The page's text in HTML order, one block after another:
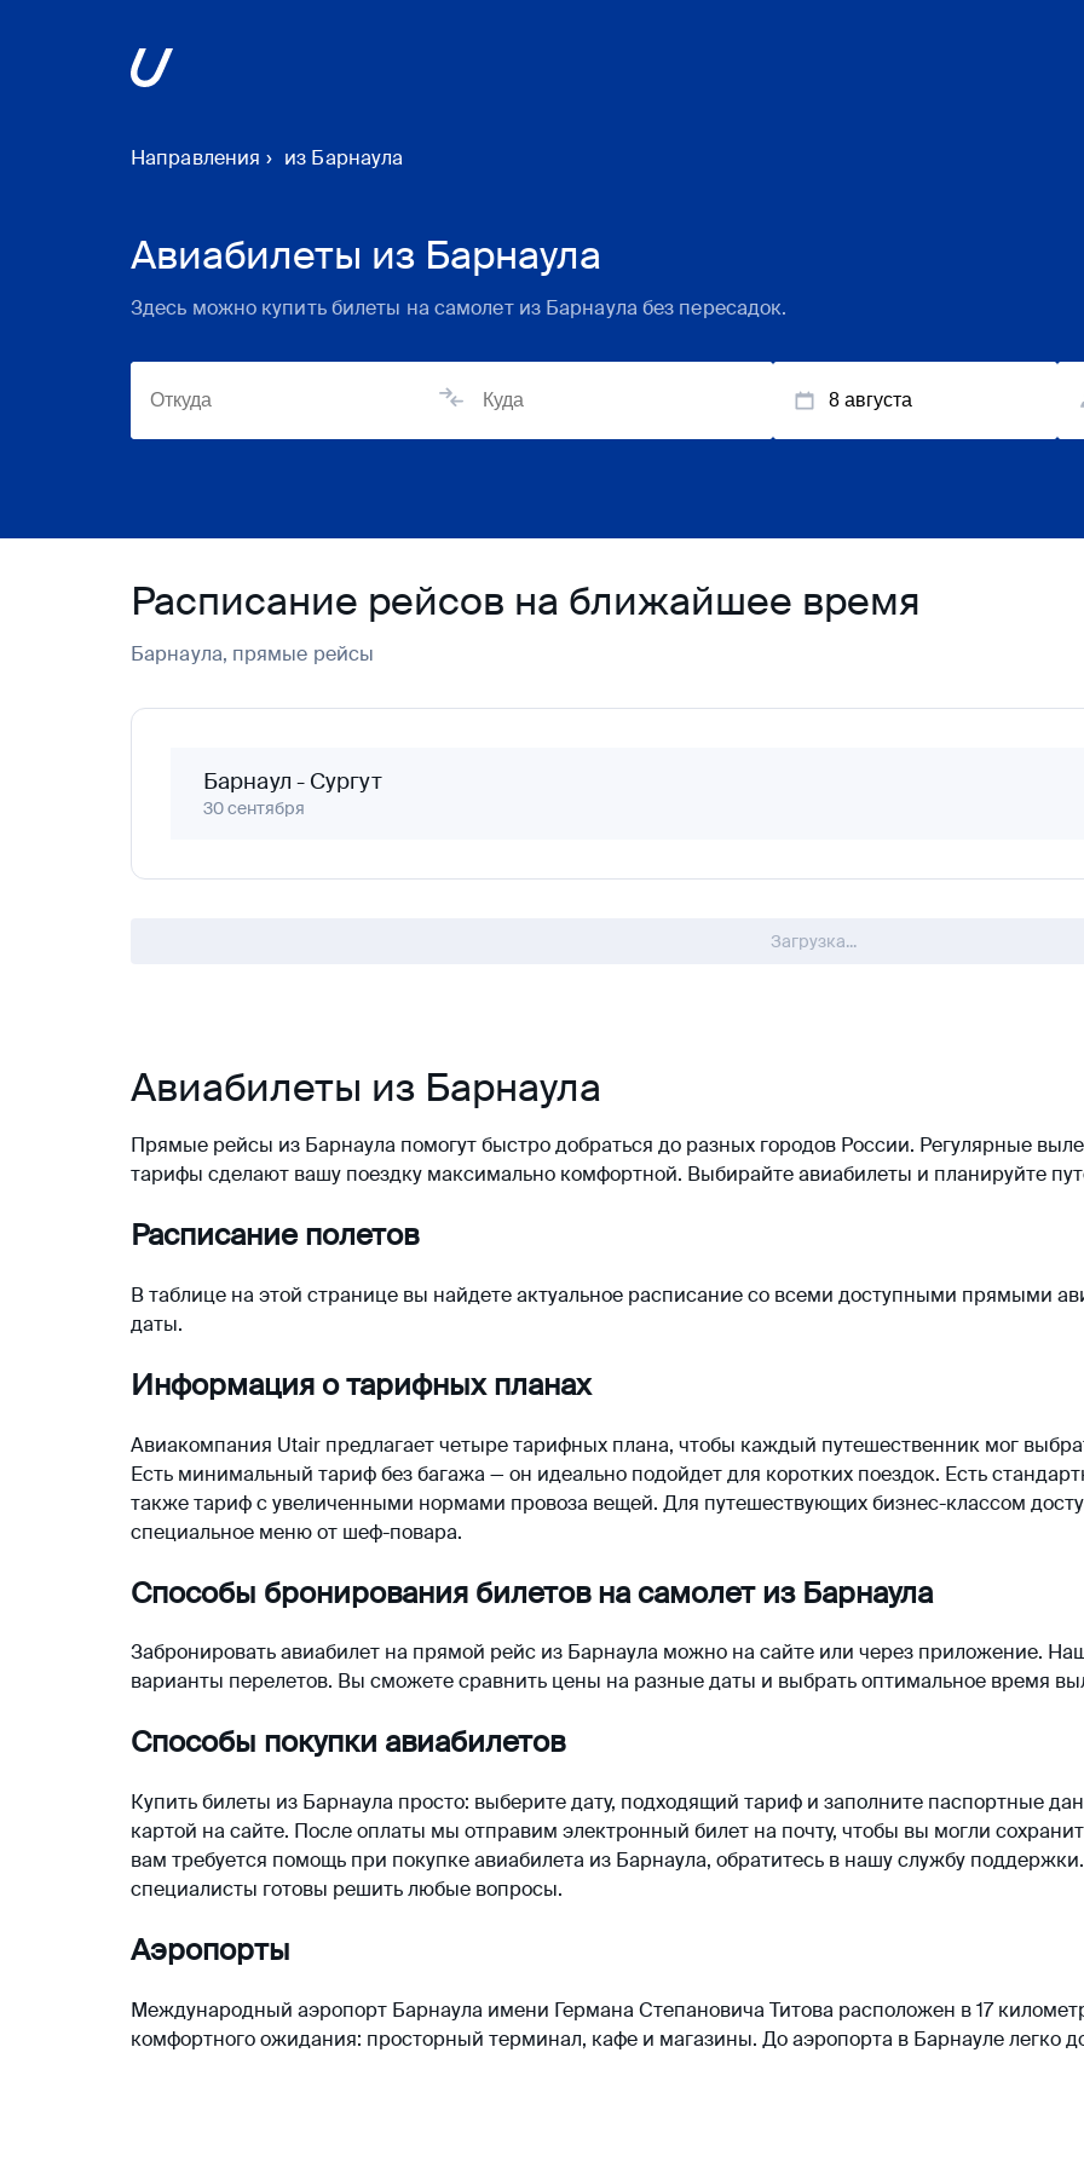
Направления › из Барнаула
Авиабилеты из Барнаула
Здесь можно купить билеты на самолет из Барнаула без пересадок.
8 августа
Расписание рейсов на ближайшее время
Барнаула, прямые рейсы
Барнаул - Сургут
30 сентября
Загрузка...
Авиабилеты из Барнаула
Прямые рейсы из Барнаула помогут быстро добраться до разных городов России. Регулярные
тарифы сделают вашу поездку максимально комфортной. Выбирайтеавиабилеты и планируйте
Расписание полетов
В таблице на этой странице вы найдете актуальное расписание со всеми доступными прямыми
даты.
Информация о тарифных планах
Авиакомпания Utair предлагает четыре тарифных плана, чтобы каждый путешественник мог
Есть минимальный тариф без багажа — он идеально подойдет для коротких поездок. Есть
также тариф с увеличенными нормами провоза вещей. Для путешествующих бизнес-классом
специальное меню от шеф-повара.
Способы бронирования билетов на самолет из Барнаула
Забронироватьавиабилет на прямой рейс из Барнаула можно на сайте или через приложение.
варианты перелетов. Вы сможете сравнить цены на разные даты и выбрать оптимальное время
Способы покупки авиабилетов
Купитьбилеты из Барнаула просто: выберите дату, подходящий тариф и заполните паспортные
картой на сайте. После оплаты мы отправим электронный билет на почту, чтобы вы могли
вам требуется помощь при покупке авиабилета из Барнаула, обратитесь в нашу службу
специалисты готовы решить любые вопросы.
Аэропорты
Международный аэропорт Барнаула имени Германа Степановича Титова расположен в 17
комфортного ожидания: просторный терминал, кафе и магазины. До аэропорта в Барнаулелегко